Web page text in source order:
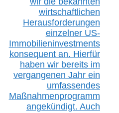
wirtschaftlichen
Herausforderungen
einzelner US-
Immobilieninvestments
konsequent an. Hierfür
haben wir bereits im
vergangenen Jahr ein
umfassendes
Maßnahmenprogramm
angekündigt. Auch